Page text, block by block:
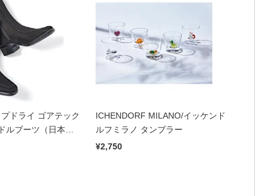
ドライ ゴアテック
ルブーツ（日本
ICHENDORF MILANO/イッケンド
ルフミラノ タンブラー
¥2,750